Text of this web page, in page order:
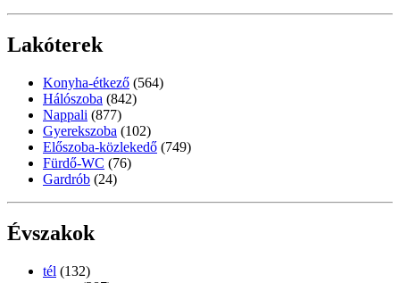
Lakóterek
Konyha-étkező (564)
Hálószoba (842)
Nappali (877)
Gyerekszoba (102)
Előszoba-közlekedő (749)
Fürdő-WC (76)
Gardrób (24)
Évszakok
tél (132)